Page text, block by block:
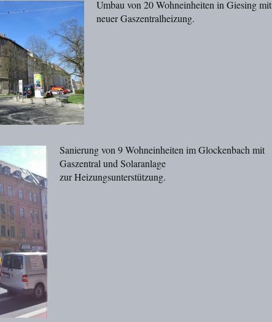
Umbau von 20 Wohneinheiten in Giesing mit
neuer Gaszentralheizung.
Sanierung von 9 Wohneinheiten im Glockenbach mit
Gaszentral und Solaranlage
zur Heizungsunterstützung.